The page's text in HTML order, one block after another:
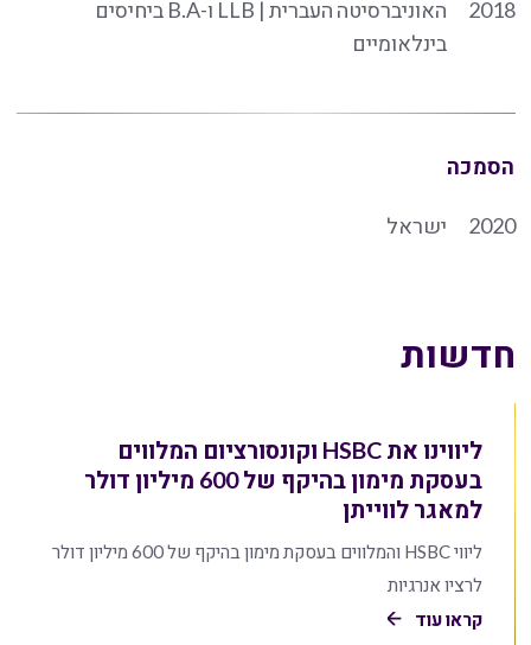
2018
האוניברסיטה העברית | LLB ו-B.A ביחיסים
בינלאומיים
הסמכה
2020 ישראל
חדשות
ליווינו את HSBC וקונסורציום המלווים
בעסקת מימון בהיקף של 600 מיליון דולר
למאגר לווייתן
ליווי HSBC והמלווים בעסקת מימון בהיקף של 600 מיליון דולר
לרציו אנרגיות
קראו עוד